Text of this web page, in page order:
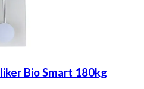
Bio Smart 180kg